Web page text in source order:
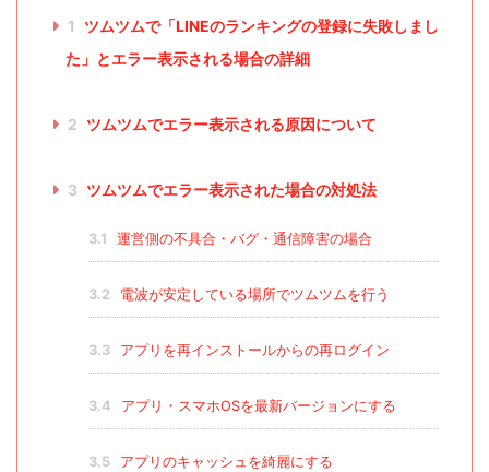
1
ツムツムで「LINEのランキングの登録に失敗しまし
た」とエラー表示される場合の詳細
2 ツムツムでエラー表示される原因について
3 ツムツムでエラー表示された場合の対処法
3.1 運営側の不具合・バグ・通信障害の場合
3.2 電波が安定している場所でツムツムを行う
3.3 アプリを再インストールからの再ログイン
3.4 アプリ・スマホOSを最新バージョンにする
3.5 アプリのキャッシュを綺麗にする